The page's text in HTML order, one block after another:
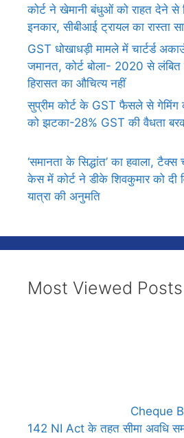
कोर्ट ने खेमानी बंधुओं को राहत देने से
इनकार, सीबीआई ट्रायल का रास्ता
GST धोखाधड़ी मामले में चार्टर्ड
जमानत, कोर्ट बोला- 2020 से
हिरासत का औचित्य नहीं
सुप्रीम कोर्ट के GST फैसले से गेमिंग
को झटका-28% GST की वैधता
‘समानता के सिद्धांत’ का हवाला, टैक्स
केस में कोर्ट ने डीके शिवकुमार को दी
यात्रा की अनुमति
Most Viewed Posts
Cheque
142 NI Act के तहत सीमा अवधि